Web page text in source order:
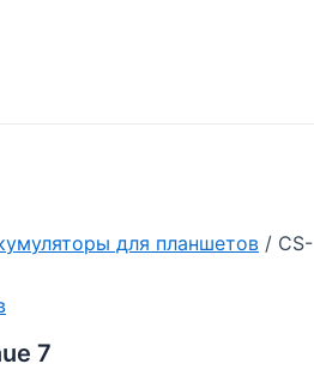
для планшетов / CS-
7